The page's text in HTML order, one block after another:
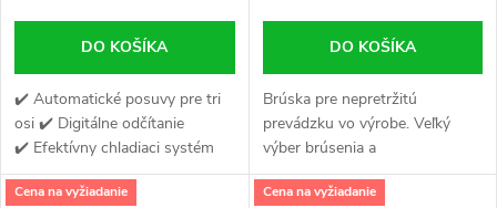
DO KOŠÍKA
✔️ Automatické posuvy pre tri
osi ✔️ Digitálne odčítanie
✔️ Efektívny chladiaci systém
DO KOŠÍKA
Brúska pre nepretržitú
prevádzku vo výrobe. Veľký
výber brúsenia a
programovateľný automat PLC
SIEMENS, Má modernú,
Cena na vyžiadanie Cena na vyžiadanie